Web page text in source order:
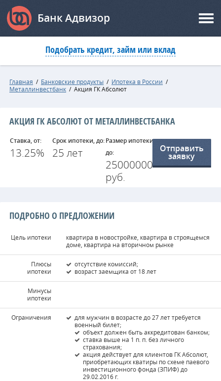
Банк Адвизор
Подобрать кредит, займ или вклад
Главная / Банковские продукты / Ипотека в России /
Металлинвестбанк / Акция ГК Абсолют
АКЦИЯ ГК АБСОЛЮТ ОТ МЕТАЛЛИНВЕСТБАНКА
Ставка, от:
13.25%
Срок ипотеки, до:
25 лет
Размер ипотеки,
до:
25000000
руб.
Отправить
заявку
ПОДРОБНО О ПРЕДЛОЖЕНИИ
Цель ипотеки
квартира в новостройке, квартира в строящемся
доме, квартира на вторичном рынке
Плюсы
ипотеки
отсутствие комиссий;
возраст заемщика от 18 лет
Минусы
ипотеки
Ограничения
для мужчин в возрасте до 27 лет требуется
военный билет;
объект должен быть аккредитован банком;
ставка выше на 1 п. п. без личного
страхования;
акция действует для клиентов ГК Абсолют,
приобретающих кватиры по схеме паевого
инвестиционного фонда (ЗПИФ) до
29.02.2016 г.